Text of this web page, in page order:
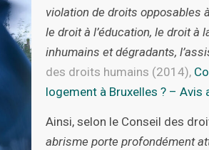
violation de droits opposables
le droit à l’éducation, le droit à
inhumains et dégradants,
des droits humains (2014),
logement à Bruxelles ? – Avis
Ainsi, selon le Conseil des
abrisme porte profondément